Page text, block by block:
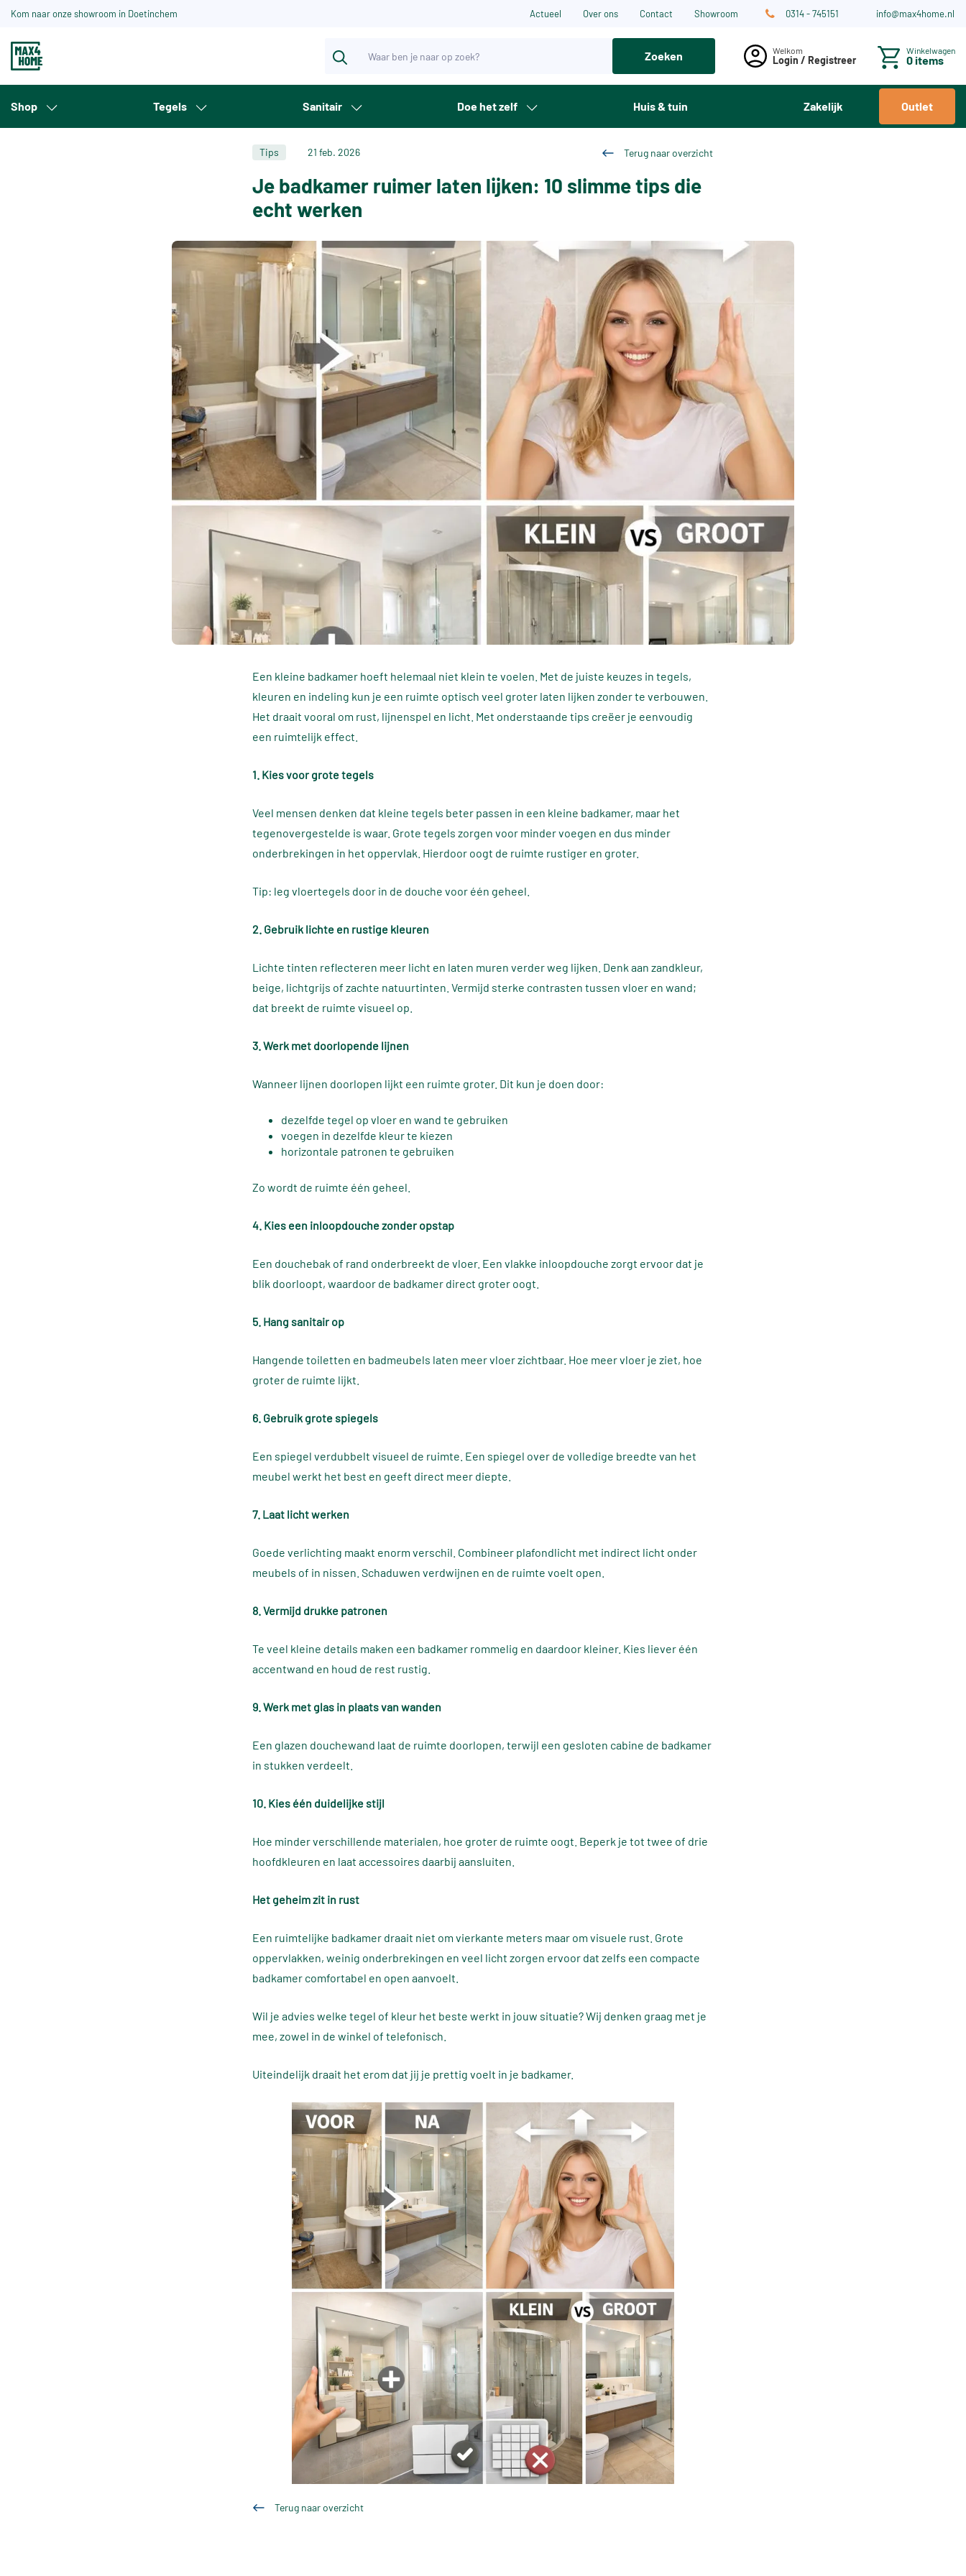
Kom naar onze showroom in Doetinchem Actueel Over ons Contact Showroom 0314 - 745151 info@max4home.nl
Zoeken Login / Registreer
Winkelwagen
0 items
Shop Tegels Sanitair Doe het zelf Huis & tuin Zakelijk Outlet
Tips 21 feb. 2026 Terug naar overzicht
Je badkamer ruimer laten lijken: 10 slimme tips die
echt werken
Een kleine badkamer hoeft helemaal niet klein te voelen. Met de juiste keuzes in tegels,
kleuren en indeling kun je een ruimte optisch veel groter laten lijken zonder te verbouwen.
Het draait vooral om rust, lijnenspel en licht. Met onderstaande tips creëer je eenvoudig
een ruimtelijk effect.
1. Kies voor grote tegels
Veel mensen denken dat kleine tegels beter passen in een kleine badkamer, maar het
tegenovergestelde is waar. Grote tegels zorgen voor minder voegen en dus minder
onderbrekingen in het oppervlak. Hierdoor oogt de ruimte rustiger en groter.
Tip: leg vloertegels door in de douche voor één geheel.
2. Gebruik lichte en rustige kleuren
Lichte tinten reflecteren meer licht en laten muren verder weg lijken. Denk aan zandkleur,
beige, lichtgrijs of zachte natuurtinten. Vermijd sterke contrasten tussen vloer en wand;
dat breekt de ruimte visueel op.
3. Werk met doorlopende lijnen
Wanneer lijnen doorlopen lijkt een ruimte groter. Dit kun je doen door:
dezelfde tegel op vloer en wand te gebruiken
voegen in dezelfde kleur te kiezen
horizontale patronen te gebruiken
Zo wordt de ruimte één geheel.
4. Kies een inloopdouche zonder opstap
Een douchebak of rand onderbreekt de vloer. Een vlakke inloopdouche zorgt ervoor dat je
blik doorloopt, waardoor de badkamer direct groter oogt.
5. Hang sanitair op
Hangende toiletten en badmeubels laten meer vloer zichtbaar. Hoe meer vloer je ziet, hoe
groter de ruimte lijkt.
6. Gebruik grote spiegels
Een spiegel verdubbelt visueel de ruimte. Een spiegel over de volledige breedte van het
meubel werkt het best en geeft direct meer diepte.
7. Laat licht werken
Goede verlichting maakt enorm verschil. Combineer plafondlicht met indirect licht onder
meubels of in nissen. Schaduwen verdwijnen en de ruimte voelt open.
8. Vermijd drukke patronen
Te veel kleine details maken een badkamer rommelig en daardoor kleiner. Kies liever één
accentwand en houd de rest rustig.
9. Werk met glas in plaats van wanden
Een glazen douchewand laat de ruimte doorlopen, terwijl een gesloten cabine de badkamer
in stukken verdeelt.
10. Kies één duidelijke stijl
Hoe minder verschillende materialen, hoe groter de ruimte oogt. Beperk je tot twee of drie
hoofdkleuren en laat accessoires daarbij aansluiten.
Het geheim zit in rust
Een ruimtelijke badkamer draait niet om vierkante meters maar om visuele rust. Grote
oppervlakken, weinig onderbrekingen en veel licht zorgen ervoor dat zelfs een compacte
badkamer comfortabel en open aanvoelt.
Wil je advies welke tegel of kleur het beste werkt in jouw situatie? Wij denken graag met je
mee, zowel in de winkel of telefonisch.
Uiteindelijk draait het erom dat jij je prettig voelt in je badkamer.
Terug naar overzicht